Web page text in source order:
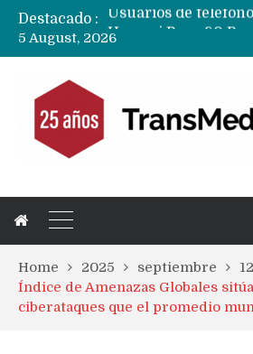
Destacado :
5 August, 2026
Home 2025 septiembre
12
Índice de Amenazas Globales
ciberataques que el promedio